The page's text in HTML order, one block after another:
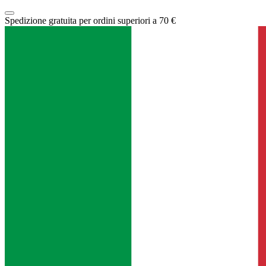
Spedizione gratuita per ordini superiori a 70 €